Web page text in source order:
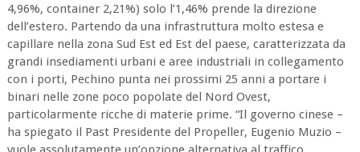
4,96%, container 2,21%) solo l’1,46% prende la direzione
dell’estero. Partendo da una infrastruttura molto estesa e
capillare nella zona Sud Est ed Est del paese, caratterizzata da
grandi insediamenti urbani e aree industriali in collegamento
con i porti, Pechino punta nei prossimi 25 anni a portare i
binari nelle zone poco popolate del Nord Ovest,
particolarmente ricche di materie prime. “Il governo cinese –
ha spiegato il Past Presidente del Propeller, Eugenio Muzio –